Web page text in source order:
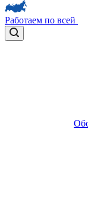
Работаем по всей